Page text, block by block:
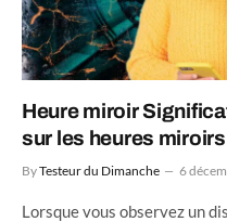
Heure miroir
sur les heures
ByTesteur du Dimanche 6
Lorsque vous observez un